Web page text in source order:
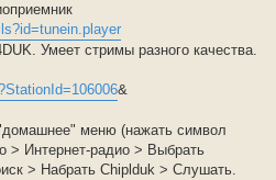
Умеет стримы разного качества.
&
меню (нажать символ
> Интернет-радио > Выбрать
> Набрать Chiplduk > Слушать.